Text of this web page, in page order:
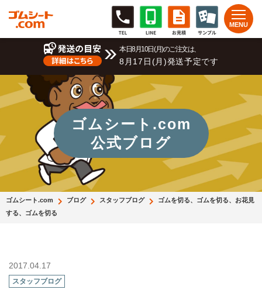
本日8月10日(月)のご注文は、
8月17日(月)発送予定です
ゴムシート.com
公式ブログ
ゴムシート.com ブログ スタッフブログ
ゴムを切る、ゴムを切る、お花見
する、ゴムを切る
2017.04.17
スタッフブログ